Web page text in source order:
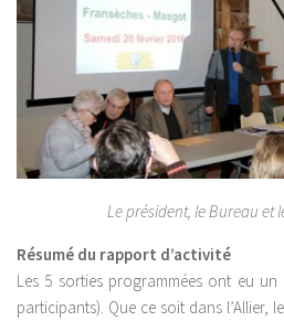
Le président, le Bureau et
Résumé du rapport d’activité
Les 5 sorties programmées ont eu
participants). Que ce soit dans l’Allier,